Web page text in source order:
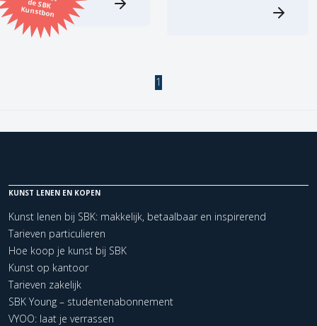
Kunstbon
Kunstenaar
Zoeken
Kerncollectie
2 items. Pagina: 1
1
KUNST LENEN EN KOPEN
Kunst lenen bij SBK: makkelijk, betaalbaar en inspirerend
Tarieven particulieren
Hoe koop je kunst bij SBK
Kunst op kantoor
Tarieven zakelijk
SBK Young – studentenabonnement
VYOO: laat je verrassen